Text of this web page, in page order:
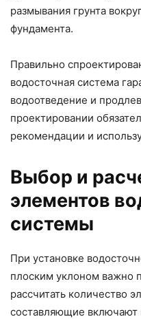
размывания грунта
фундамента.
Правильно
водосточная система
водоотведение и
проектировании
рекомендации и
Выбор и
элементов
системы
При установке
плоским уклоном важно
рассчитать количество
составляющие включают